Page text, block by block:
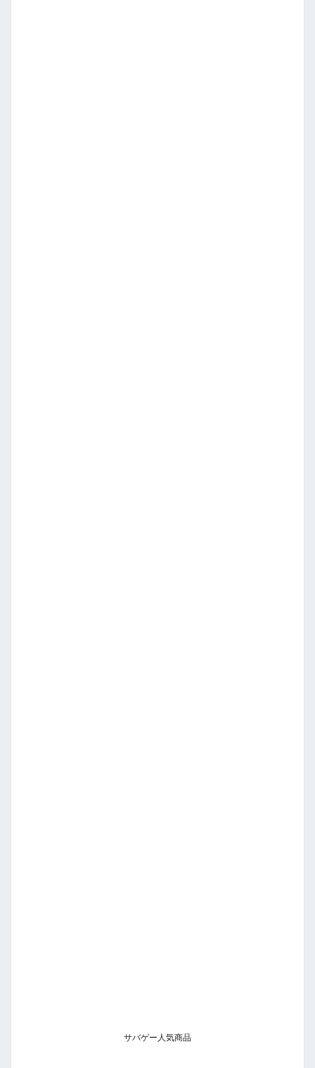
サバゲー人気商品